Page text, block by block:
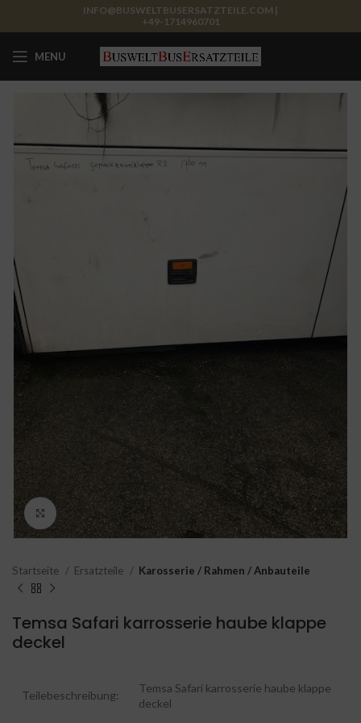
INFO@BUSWELTBUSERSATZTEILE.COM |
+49-1714960701
MENU
Click to enlarge
Startseite Ersatzteile Karosserie / Rahmen / Anbauteile
Temsa Safari karrosserie haube klappe
deckel
Teilebeschreibung:
Temsa Safari karrosserie haube klappe
deckel